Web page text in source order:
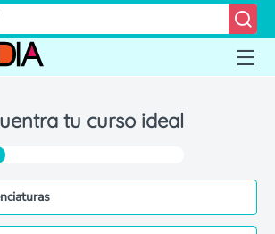
tu curso ideal